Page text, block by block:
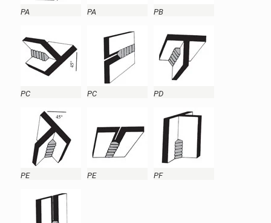
PA PA PB
PC PC PD
PE PE PF